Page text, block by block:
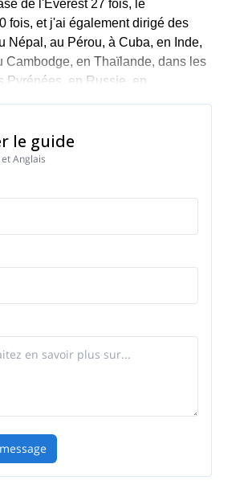
de l'Everest 27 fois, le
fois, et j'ai également dirigé des
Népal, au Pérou, à Cuba, en Inde,
Cambodge, en Thaïlande, dans les
Pyrénées, en Russie, en
Madagascar, entre autres.
à ski du Manaslu, la 8ème plus
du monde (8156m).
le français, le russe et
également comme interprète
le guide
Anglais